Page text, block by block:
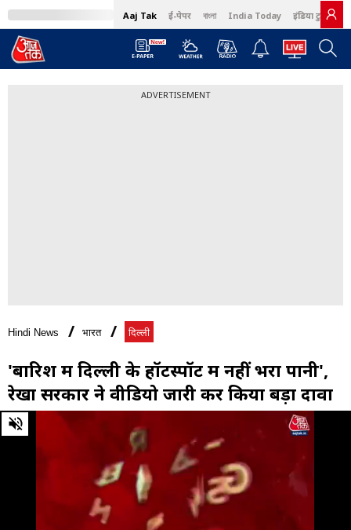
Aaj Tak ई-पेपर বাংলা India Today इंडिया टुडे हिंदी
ADVERTISEMENT
Hindi News भारत दिल्ली
'बार‍िश में द‍िल्ली के हॉटस्पॉट में नहीं भरा पानी',
रेखा सरकार ने वीडियो जारी कर किया बड़ा दावा
0
of
minutes,